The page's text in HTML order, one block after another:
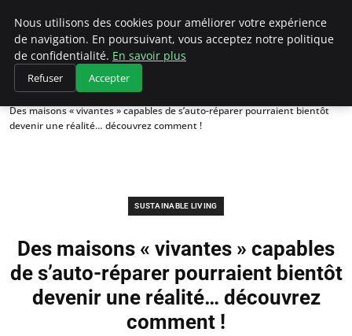
Climategatecountryclub.com
Accueil
Sustainable Living
Des maisons « vivantes » capables de s’auto-réparer pourraient bientôt
devenir une réalité… découvrez comment !
SUSTAINABLE LIVING
Des maisons « vivantes » capables
de s’auto-réparer pourraient bientôt
devenir une réalité… découvrez
comment !
Nous utilisons des cookies pour améliorer votre expérience
de navigation. En poursuivant, vous acceptez notre politique
de confidentialité. En savoir plus
Refuser Accepter